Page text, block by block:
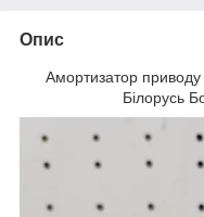
Опис
Амортизатор
Білорусь